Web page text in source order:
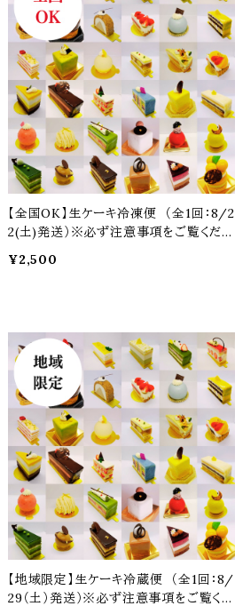
【全国OK】生ケーキ冷凍便 （全1回：8/2
2(土)発送）※必ず注意事項をご覧くださ
¥2,500
【地域限定】生ケーキ冷蔵便 （全1回：8/
29（土）発送）※必ず注意事項をご覧くだ